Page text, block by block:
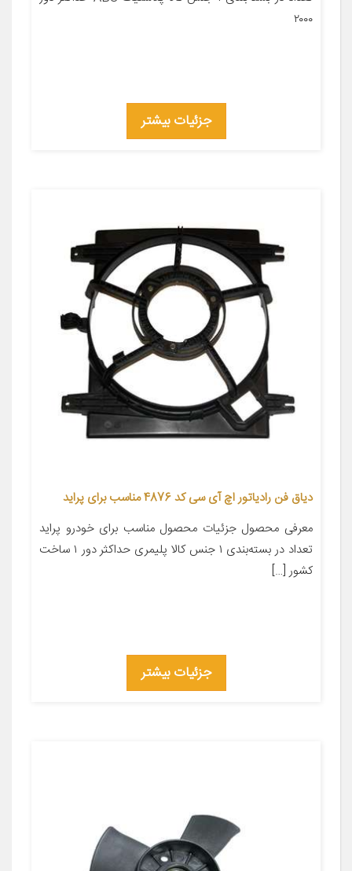
۲۰۰۰
جزئیات بیشتر
دیاق فن رادیاتور اچ آی سی کد 4876 مناسب برای پراید
معرفی محصول جزئیات محصول مناسب برای خودرو پراید
تعداد در بسته‌بندی ۱ جنس کالا پلیمری حداکثر دور ۱ ساخت
کشور […]
جزئیات بیشتر